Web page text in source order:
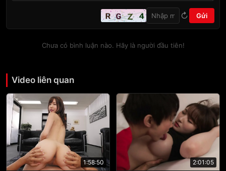
↻ Gửi
Chưa có bình luận nào. Hãy là người đầu tiên!
Video liên quan
1:58:50 2:01:05